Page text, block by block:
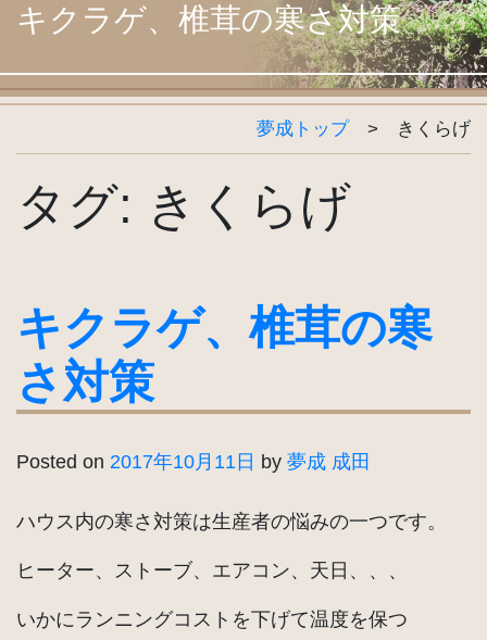
キクラゲ、椎茸の寒さ対策
夢成トップ> きくらげ
タグ: きくらげ
キクラゲ、椎茸の寒
さ対策
Posted on 2017年10月11日 by 夢成 成田
ハウス内の寒さ対策は生産者の悩みの一つです。
ヒーター、ストーブ、エアコン、天日、、、
いかにランニングコストを下げて温度を保つ